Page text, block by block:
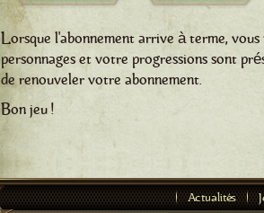
Lorsque l'abonnement arrive à terme,
personnages et votre progressions sont
de renouveler votre abonnement.
Bon jeu !
Actualités